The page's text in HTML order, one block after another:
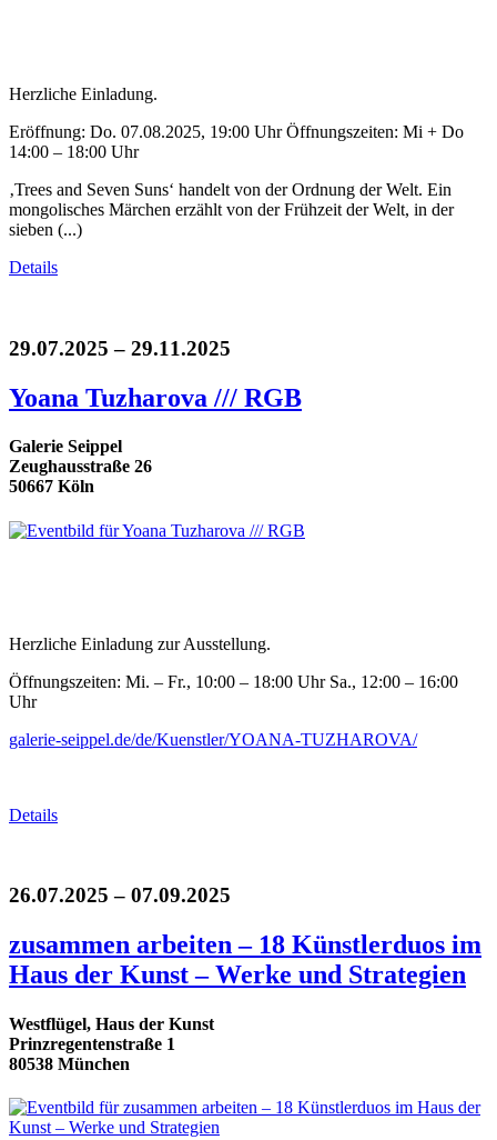
Herzliche Einladung.
Eröffnung: Do. 07.08.2025, 19:00 Uhr Öffnungszeiten: Mi + Do
14:00 – 18:00 Uhr
‚Trees and Seven Suns‘ handelt von der Ordnung der Welt. Ein
mongolisches Märchen erzählt von der Frühzeit der Welt, in der
sieben (...)
Details
29.07.2025 – 29.11.2025
Yoana Tuzharova /// RGB
Galerie Seippel
Zeughausstraße 26
50667 Köln
Herzliche Einladung zur Ausstellung.
Öffnungszeiten: Mi. – Fr., 10:00 – 18:00 Uhr Sa., 12:00 – 16:00
Uhr
galerie-seippel.de/de/Kuenstler/YOANA-TUZHAROVA/
Details
26.07.2025 – 07.09.2025
zusammen arbeiten – 18 Künstlerduos im
Haus der Kunst – Werke und Strategien
Westflügel, Haus der Kunst
Prinzregentenstraße 1
80538 München